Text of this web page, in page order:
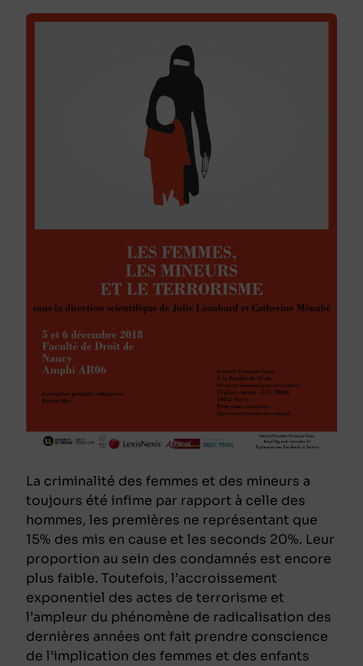
La criminalité des femmes et des mineurs a
toujours été infime par rapport à celle des
hommes, les premières ne représentant que
15% des mis en cause et les seconds 20%. Leur
proportion au sein des condamnés est encore
plus faible. Toutefois, l’accroissement
exponentiel des actes de terrorisme et
l’ampleur du phénomène de radicalisation des
dernières années ont fait prendre conscience
de l’implication des femmes et des enfants